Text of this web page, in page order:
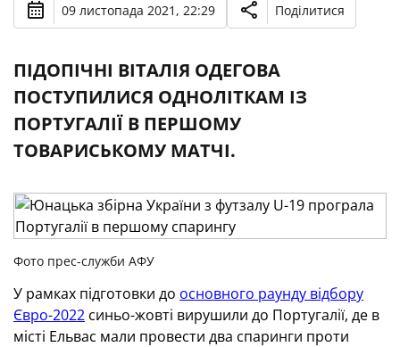
09 листопада 2021, 22:29 Поділитися
ПІДОПІЧНІ ВІТАЛІЯ ОДЕГОВА
ПОСТУПИЛИСЯ ОДНОЛІТКАМ ІЗ
ПОРТУГАЛІЇ В ПЕРШОМУ
ТОВАРИСЬКОМУ МАТЧІ.
Фото прес-служби АФУ
У рамках підготовки до основного раунду відбору
Євро-2022 синьо-жовті вирушили до Португалії, де в
місті Ельвас мали провести два спаринги проти